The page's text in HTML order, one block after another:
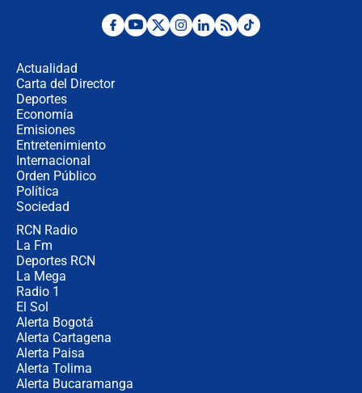
Desde dermatitis hasta infecciones:
Actualidad
Carta del Director
Deportes
Economía
Emisiones
Entretenimiento
Internacional
Orden Público
Política
Sociedad
RCN Radio
La Fm
Deportes RCN
La Mega
Radio 1
El Sol
Alerta Bogotá
Alerta Cartagena
Alerta Paisa
Alerta Tolima
Alerta Bucaramanga